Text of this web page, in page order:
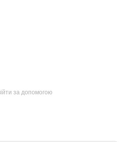
за допомогою